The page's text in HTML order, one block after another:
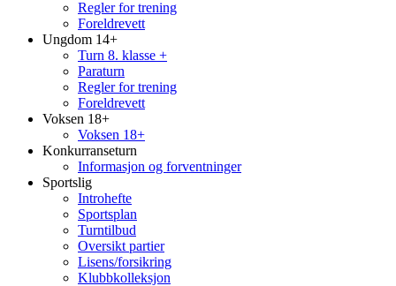
Regler for trening
Foreldrevett
Ungdom 14+
Turn 8. klasse +
Paraturn
Regler for trening
Foreldrevett
Voksen 18+
Voksen 18+
Konkurranseturn
Informasjon og forventninger
Sportslig
Introhefte
Sportsplan
Turntilbud
Oversikt partier
Lisens/forsikring
Klubbkolleksjon